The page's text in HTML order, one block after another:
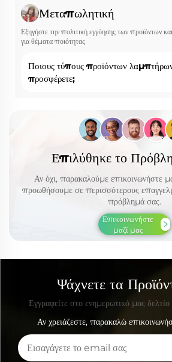
Μεταπωλητική
Εξηγήστε την πολιτική εγγύησης των προϊόντων
για θέματα ποιότητας
Ποιους τύπους προϊόντων
προσφέρετε;
Επιλύθηκε το
Αν όχι, παρακαλούμε επικοινωνήστε
προωθήσουμε σε περισσότερους
πρόβλημά σας.
Επικοινωνήστε
μαζί μας
Ψάχνετε τα
Εγγραφείτε στο ενημερωτικό μας δελτίο
Αν χρειάζεστε, παρακαλώ